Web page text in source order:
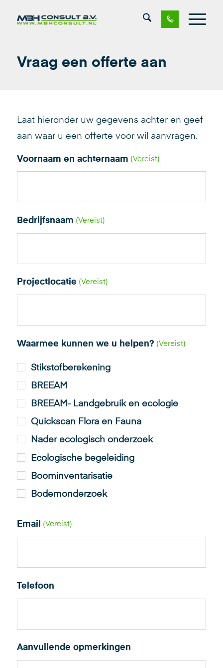
Vraag een offerte aan
Laat hieronder uw gegevens achter en geef
aan waar u een offerte voor wil aanvragen.
Voornaam en achternaam (Vereist)
Bedrijfsnaam (Vereist)
Projectlocatie (Vereist)
Waarmee kunnen we u helpen? (Vereist)
Stikstofberekening
BREEAM
BREEAM- Landgebruik en ecologie
Quickscan Flora en Fauna
Nader ecologisch onderzoek
Ecologische begeleiding
Boominventarisatie
Bodemonderzoek
Email (Vereist)
Telefoon
Aanvullende opmerkingen